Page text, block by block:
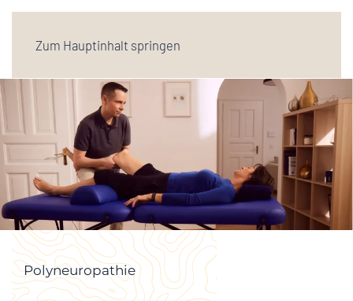
Zum Hauptinhalt springen
Polyneuropathie